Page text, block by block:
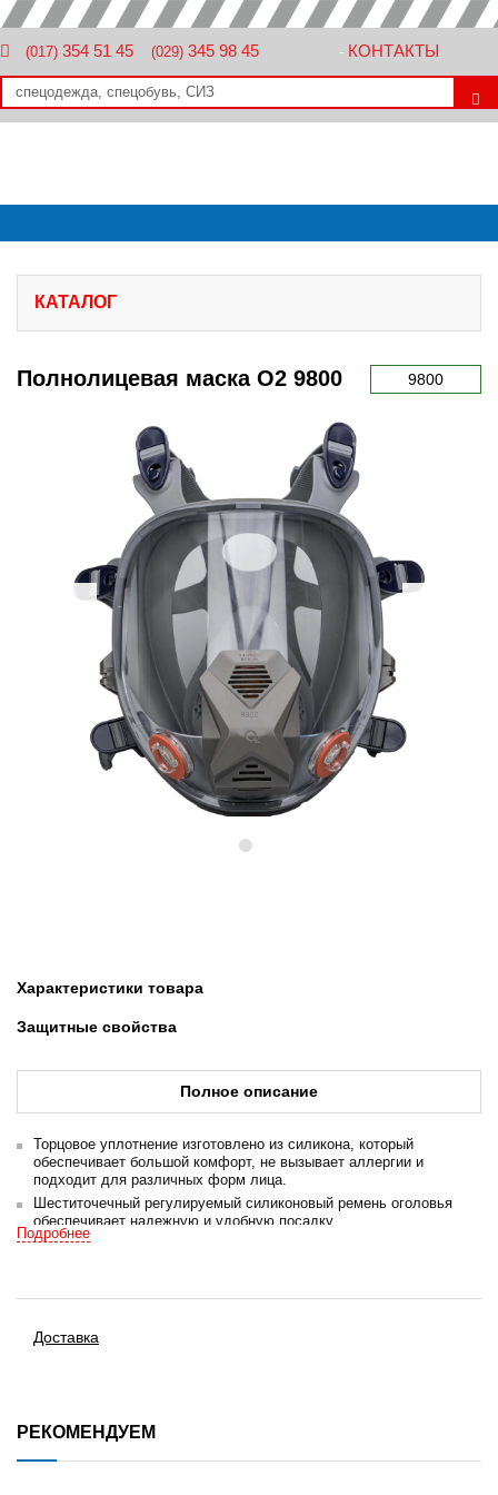
(017) 354 51 45 (029) 345 98 45 - КОНТАКТЫ
КАТАЛОГ
Полнолицевая маска О2 9800 9800
Предыдущий
Характеристики товара
Защитные свойства
Полное описание
Торцовое уплотнение изготовлено из силикона, который
обеспечивает большой комфорт, не вызывает аллергии и
подходит для различных форм лица.
Шеститочечный регулируемый силиконовый ремень оголовья
обеспечивает надежную и удобную посадку.
Панорамная конструкция визуальной линзы обеспечивает
лица от удара.
фильтров позволяет использовать широкий спектр
Клапан выдоха защищен крышкой от загрязнений и имеет низкое
сопротивление, что обеспечивает легкое дыхание и повышенный
комфорт за счет снижения температуры и влажности.
Подробнее
Доставка
РЕКОМЕНДУЕМ